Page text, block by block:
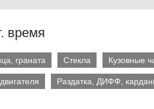
время
граната Стекла Кузовные
Раздатка, ДИФФ,